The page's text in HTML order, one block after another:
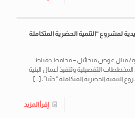
لمشروع “التنمية الحضرية المتكاملة
منال عوض ميخائيل – محافظ دمياط
التفصيلية وتنفيذ أعمال البنية
التنمية الحضرية المتكاملة “حيِّنا”، […]
إقرأ المزيد